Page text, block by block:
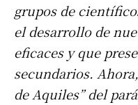
grupos de
el desarrollo de
eficaces y que
secundarios.
de Aquiles” del